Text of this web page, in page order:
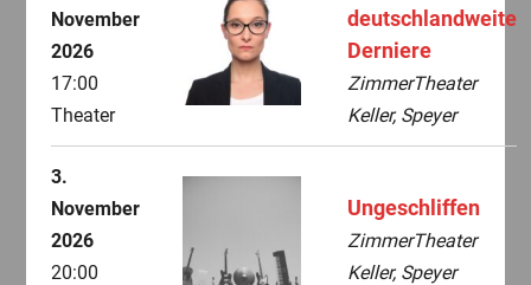
November
2026
17:00
Theater
deutschlandweite
Derniere
ZimmerTheater
Keller, Speyer
3.
November
2026
20:00
Ungeschliffen
ZimmerTheater
Keller, Speyer